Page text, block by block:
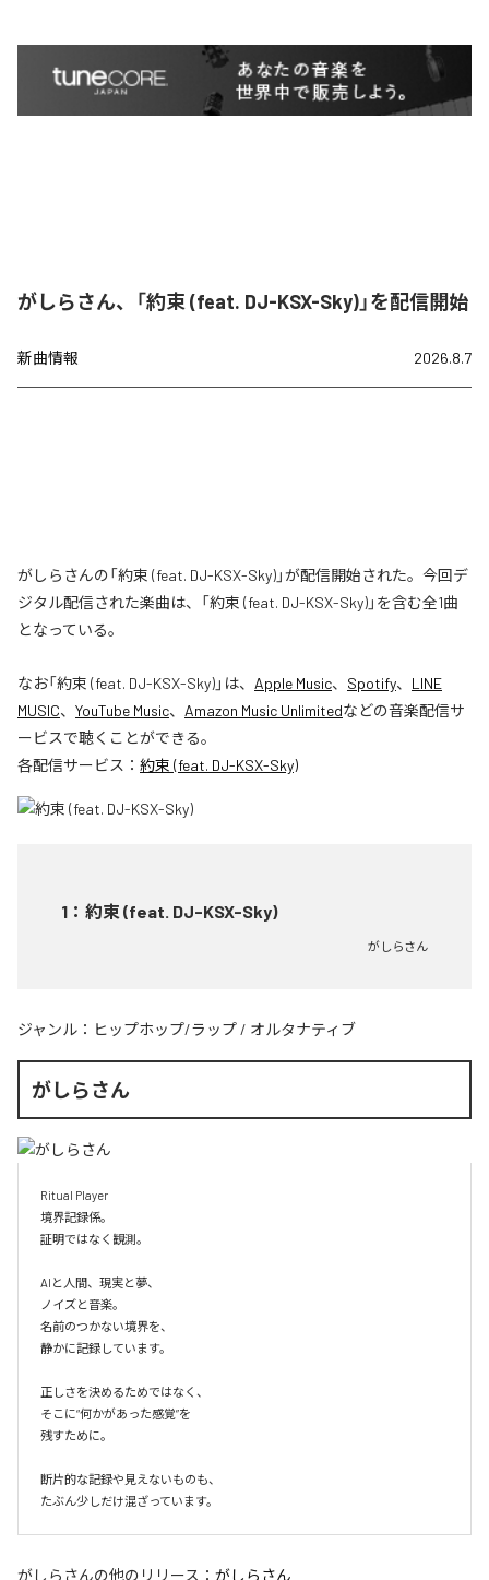
がしらさん、「約束 (feat. DJ-KSX-Sky)」を配信開始
新曲情報 2026.8.7
がしらさんの「約束 (feat. DJ-KSX-Sky)」が配信開始された。今回デ
ジタル配信された楽曲は、「約束 (feat. DJ-KSX-Sky)」を含む全1曲
となっている。
なお「約束 (feat. DJ-KSX-Sky)」は、 Apple Music、 Spotify、 LINE
MUSIC、 YouTube Music、 Amazon Music Unlimitedなどの音楽配信サ
ービスで聴くことができる。
各配信サービス： 約束 (feat. DJ-KSX-Sky)
1 ： 約束 (feat. DJ-KSX-Sky)
がしらさん
ジャンル： ヒップホップ/ラップ / オルタナティブ
がしらさん
Ritual Player
境界記録係。
証明ではなく観測。
AIと人間、現実と夢、
ノイズと音楽。
名前のつかない境界を、
静かに記録しています。
正しさを決めるためではなく、
そこに“何かがあった感覚”を
残すために。
断片的な記録や見えないものも、
たぶん少しだけ混ざっています。
がしらさんの他のリリース： がしらさん